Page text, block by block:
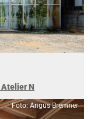
Atelier N
Foto: Angus Bremner